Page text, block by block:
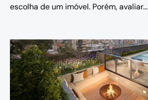
escolha de um imóvel. Porém, avaliar...